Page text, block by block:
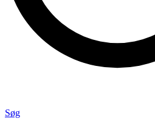
Søg